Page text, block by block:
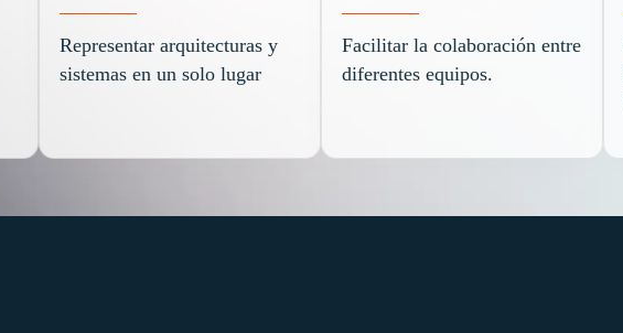
Representar arquitecturas y
sistemas en un solo lugar
Facilitar la colaboración entre
diferentes equipos.